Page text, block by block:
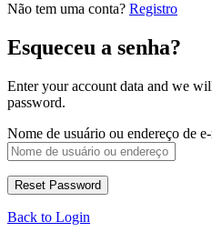
Não tem uma conta? Registro
Esqueceu a senha?
Enter your account data and we
password.
Nome de usuário ou endereço de
Back to Login